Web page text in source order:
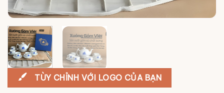
TÙY CHỈNH VỚI LOGO CỦA BẠN